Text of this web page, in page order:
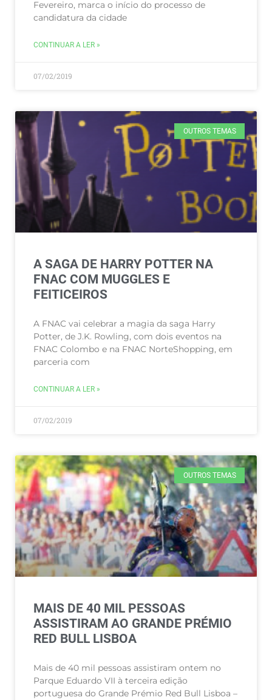
Fevereiro, marca o início do processo de
candidatura da cidade
CONTINUAR A LER »
07/02/2019
OUTROS TEMAS
A SAGA DE HARRY POTTER NA
FNAC COM MUGGLES E
FEITICEIROS
A FNAC vai celebrar a magia da saga Harry
Potter, de J.K. Rowling, com dois eventos na
FNAC Colombo e na FNAC NorteShopping, em
parceria com
CONTINUAR A LER »
07/02/2019
OUTROS TEMAS
MAIS DE 40 MIL PESSOAS
ASSISTIRAM AO GRANDE PRÉMIO
RED BULL LISBOA
Mais de 40 mil pessoas assistiram ontem no
Parque Eduardo VII à terceira edição
portuguesa do Grande Prémio Red Bull Lisboa –